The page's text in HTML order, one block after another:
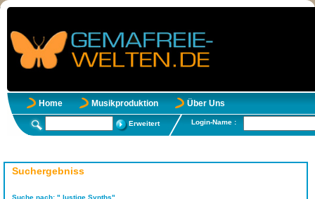
Home Musikproduktion Über Uns
Erweitert Login-Name :
Suchergebniss
Suche nach: " lustige Synths"